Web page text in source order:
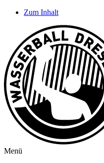
Zum Inhalt
Menü